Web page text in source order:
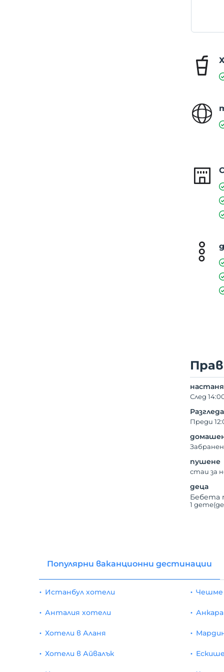
След
Преди
пушене
стаи за
деца
Бебета
1
Популярни ваканционни дестинации
Истанбул хотели
Анталия хотели
Хотели в Аланя
Хотели в Айвалък
Чешме